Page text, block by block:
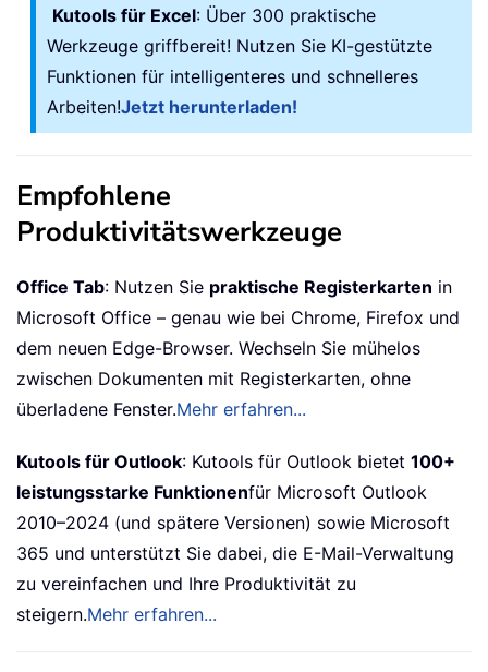
Kutools für Excel: Über 300 praktische
Werkzeuge griffbereit! Nutzen Sie KI-gestützte
Funktionen für intelligenteres und schnelleres
Arbeiten!Jetzt herunterladen!
Empfohlene
Produktivitätswerkzeuge
Office Tab: Nutzen Sie praktische Registerkarten in
Microsoft Office – genau wie bei Chrome, Firefox und
dem neuen Edge-Browser. Wechseln Sie mühelos
zwischen Dokumenten mit Registerkarten, ohne
überladene Fenster.Mehr erfahren...
Kutools für Outlook: Kutools für Outlook bietet 100+
leistungsstarke Funktionenfür Microsoft Outlook
2010–2024 (und spätere Versionen) sowie Microsoft
365 und unterstützt Sie dabei, die E-Mail-Verwaltung
zu vereinfachen und Ihre Produktivität zu
steigern.Mehr erfahren...